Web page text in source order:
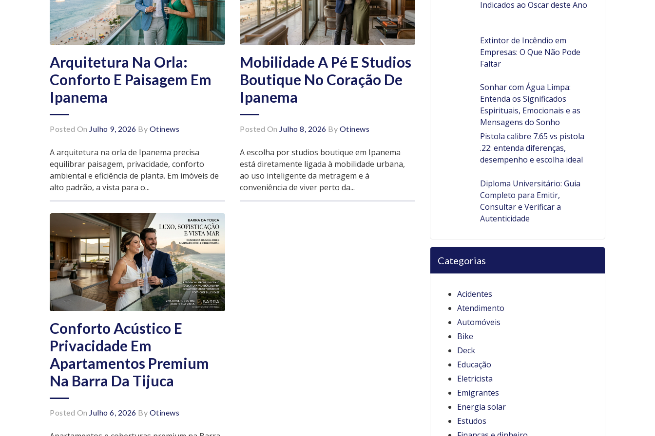
Arquitetura Na Orla:
Conforto E Paisagem Em
Ipanema
Posted On Julho 9, 2026 By Otinews
A arquitetura na orla de Ipanema precisa
equilibrar paisagem, privacidade, conforto
ambiental e eficiência de planta. Em imóveis de
alto padrão, a vista para o...
Mobilidade A Pé E Studios
Boutique No Coração De
Ipanema
Posted On Julho 8, 2026 By Otinews
A escolha por studios boutique em Ipanema
está diretamente ligada à mobilidade urbana,
ao uso inteligente da metragem e à
conveniência de viver perto da...
Conforto Acústico E
Privacidade Em
Apartamentos Premium
Na Barra Da Tijuca
Posted On Julho 6, 2026 By Otinews
Indicados ao Oscar deste Ano
Extintor de Incêndio em
Empresas: O Que Não Pode
Faltar
Sonhar com Água Limpa:
Entenda os Significados
Espirituais, Emocionais e as
Mensagens do Sonho
Pistola calibre 7.65 vs pistola
.22: entenda diferenças,
desempenho e escolha ideal
Diploma Universitário: Guia
Completo para Emitir,
Consultar e Verificar a
Autenticidade
Categorias
Acidentes
Atendimento
Automóveis
Bike
Deck
Educação
Eletricista
Emigrantes
Energia solar
Estudos